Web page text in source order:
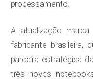
processamento.
A atualização
fabricante brasileira,
parceira estratégica
três novos